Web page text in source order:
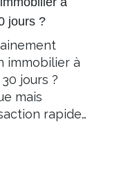
jours ?
immobilier à
jours ?
mais
rapide…